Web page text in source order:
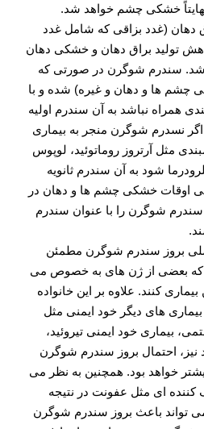
خشکی چشم خواهد شد.
دهان (غدد بزاقی که شامل غدد
تولید براق دهان و خشکی دهان
شد. سندرم شوگرن در صورتی که
چشم ها و دهان و غیره) شده و با
همراه نباشد به آن سندرم اولیه
نسدرم شوگرن منجر به بیماری
مثل آرتروز روماتوئید، لوپوس
شود به آن سندرم ثانویه
اوقات خشکی چشم ها و دهان در
به سندرم شوگرن را با عنوان سندرم
بروز سندرم شوگرن مطمئن
که بعضی از ژن های به خصوص می
کنند. علاوه بر این خانواده
های دیگر خود ایمنی مثل
بیماری خود ایمنی تیروئید،
نیز، احتمال بروز سندرم شوگرن
خواهد بود. همچنین به نظر می
ای مثل عفونت در نتیجه
تواند باعث بروز سندرم شوگرن